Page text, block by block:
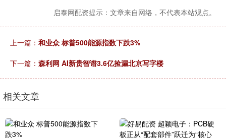
启泰网配资提示：文章来自网络，不代表本站观点。
上一篇： 和业众 标普500能源指数下跌3%
下一篇： 森利网 AI新贵智谱3.6亿捡漏北京写字楼
相关文章